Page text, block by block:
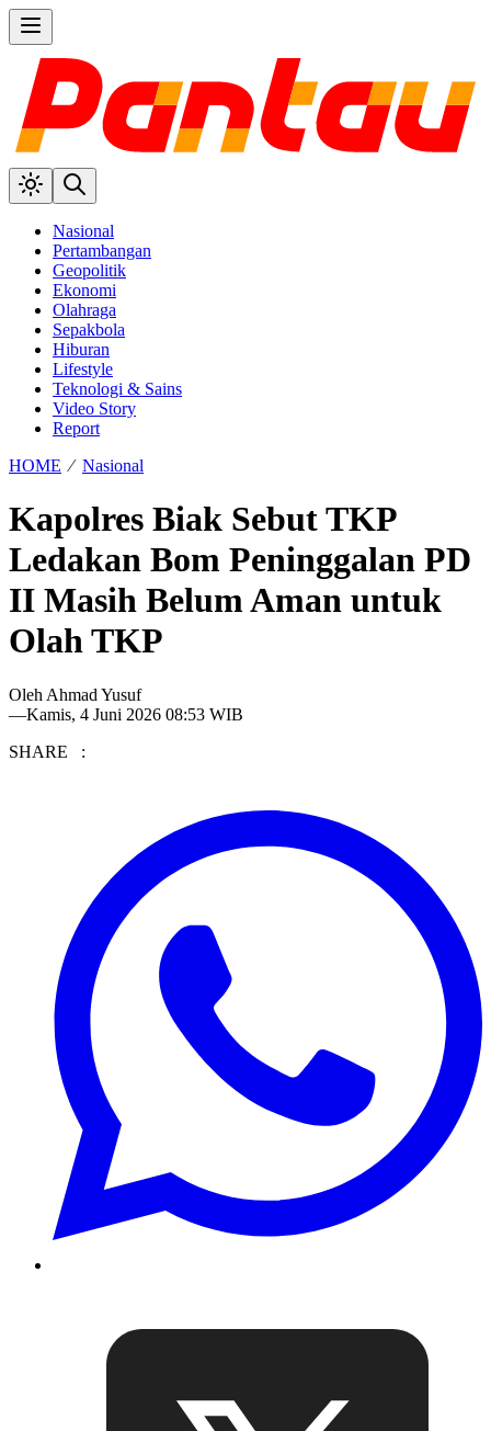
Nasional
Pertambangan
Geopolitik
Ekonomi
Olahraga
Sepakbola
Hiburan
Lifestyle
Teknologi & Sains
Video Story
Report
HOME ⁄ Nasional
Kapolres Biak Sebut TKP
Ledakan Bom Peninggalan PD
II Masih Belum Aman untuk
Olah TKP
Oleh Ahmad Yusuf
—Kamis, 4 Juni 2026 08:53 WIB
SHARE :